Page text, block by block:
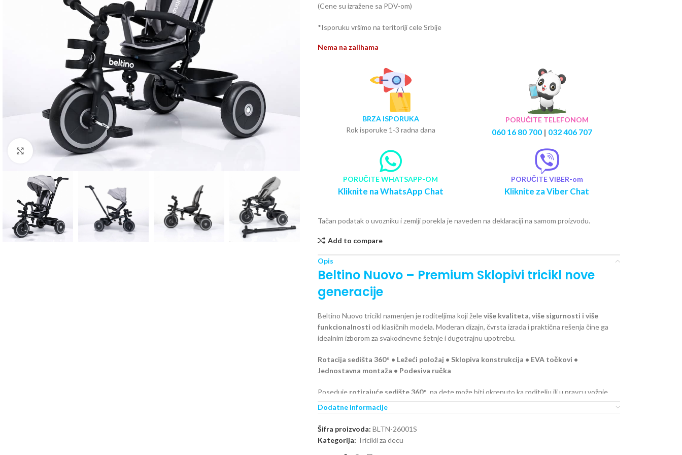
Click to enlarge
(Cene su izražene sa PDV-om)
*Isporuku vršimo na teritoriji cele Srbije
Nema na zalihama
BRZA ISPORUKA
Rok isporuke 1-3 radna dana
PORUČITE TELEFONOM
060 16 80 700| 032 406 707
PORUČITE WHATSAPP-OM
Kliknite na WhatsApp Chat
PORUČITE VIBER-om
Kliknite za Viber Chat
Tačan podatak o uvozniku i zemlji porekla je naveden na deklaraciji na samom proizvodu.
Add to compare
Opis
Beltino Nuovo – Premium Sklopivi tricikl nove
generacije
Beltino Nuovo tricikl namenjen je roditeljima koji želeviše kvaliteta, više sigurnosti i više
funkcionalnosti od klasičnih modela. Moderan dizajn, čvrsta izrada i praktična rešenja čine ga
idealnim izborom za svakodnevne šetnje i dugotrajnu upotrebu.
Rotacija sedišta 360° • Ležeći položaj • Sklopiva konstrukcija • EVA točkovi •
Jednostavna montaža • Podesiva ručka
Poseduje rotirajuće sedište 360° , pa dete može biti okrenuto ka roditelju ili u pravcu vožnje.
Ležeći položaj naslonapruža dodatnu udobnost tokom odmora i dužih vožnji.
Velika
dok se podešava prema položaju sedišta.
Dodatne informacije
Šifra proizvoda: BLTN-26001S
Kategorija: Tricikli za decu